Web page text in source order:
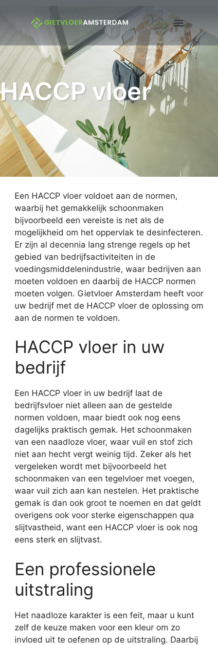
HACCP vloer
Een HACCP vloer voldoet aan de normen,
waarbij het gemakkelijk schoonmaken
bijvoorbeeld een vereiste is net als de
mogelijkheid om het oppervlak te desinfecteren.
Er zijn al decennia lang strenge regels op het
gebied van bedrijfsactiviteiten in de
voedingsmiddelenindustrie, waar bedrijven aan
moeten voldoen en daarbij de HACCP normen
moeten volgen. Gietvloer Amsterdam heeft voor
uw bedrijf met de HACCP vloer de oplossing om
aan de normen te voldoen.
HACCP vloer in uw
bedrijf
Een HACCP vloer in uw bedrijf laat de
bedrijfsvloer niet alleen aan de gestelde
normen voldoen, maar biedt ook nog eens
dagelijks praktisch gemak. Het schoonmaken
van een naadloze vloer, waar vuil en stof zich
niet aan hecht vergt weinig tijd. Zeker als het
vergeleken wordt met bijvoorbeeld het
schoonmaken van een tegelvloer met voegen,
waar vuil zich aan kan nestelen. Het praktische
gemak is dan ook groot te noemen en dat geldt
overigens ook voor sterke eigenschappen qua
slijtvastheid, want een HACCP vloer is ook nog
eens sterk en slijtvast.
Een professionele
uitstraling
Het naadloze karakter is een feit, maar u kunt
zelf de keuze maken voor een kleur om zo
invloed uit te oefenen op de uitstraling. Daarbij